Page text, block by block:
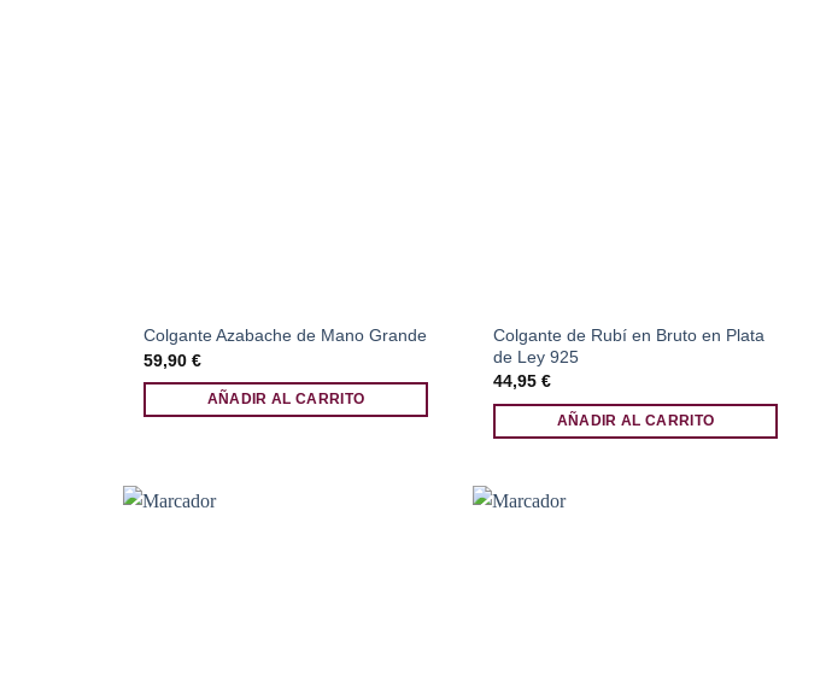
Colgante Azabache de Mano Grande
59,90€
AÑADIR AL CARRITO
Colgante de Rubí en Bruto en Plata
de Ley 925
44,95€
AÑADIR AL CARRITO